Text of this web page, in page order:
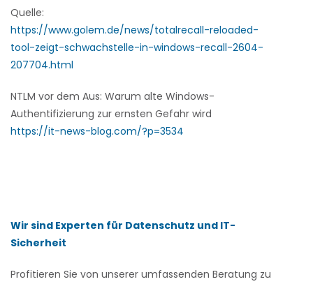
Quelle:
https://www.golem.de/news/totalrecall-reloaded-
tool-zeigt-schwachstelle-in-windows-recall-2604-
207704.html
NTLM vor dem Aus: Warum alte Windows-
Authentifizierung zur ernsten Gefahr wird
https://it-news-blog.com/?p=3534
Wir sind Experten für Datenschutz und IT-
Sicherheit
Profitieren Sie von unserer umfassenden Beratung zu